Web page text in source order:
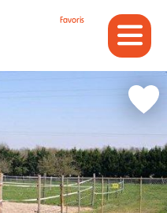
Favoris